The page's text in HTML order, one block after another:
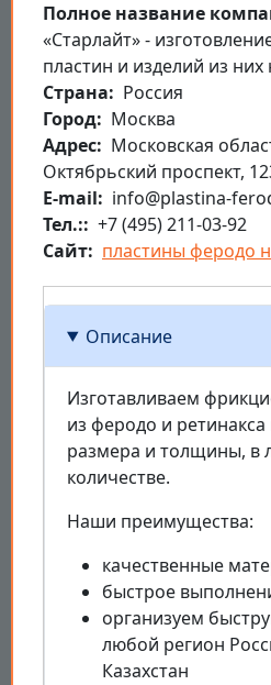
Полное название
«Старлайт» -
пластин и изделий из них
Страна
Россия
Город
Москва
Aдрес
Московская
Октябрьский проспект,
E-mail
info@plastina-
Тел.:
+7 (495) 211-03-92
Сайт
пластины феродо
Описание
Изготавливаем
из феродо и
размера и толщины, в
количестве.
Наши преимущества:
качественные
быстрое
организуем
любой регион
Казахстан